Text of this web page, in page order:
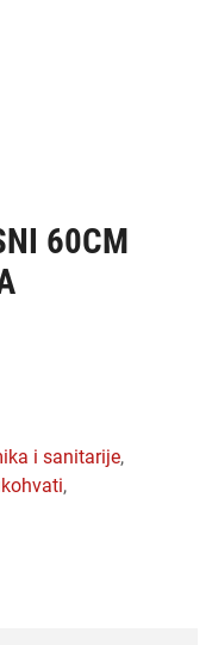
60CM
i sanitarije,
,